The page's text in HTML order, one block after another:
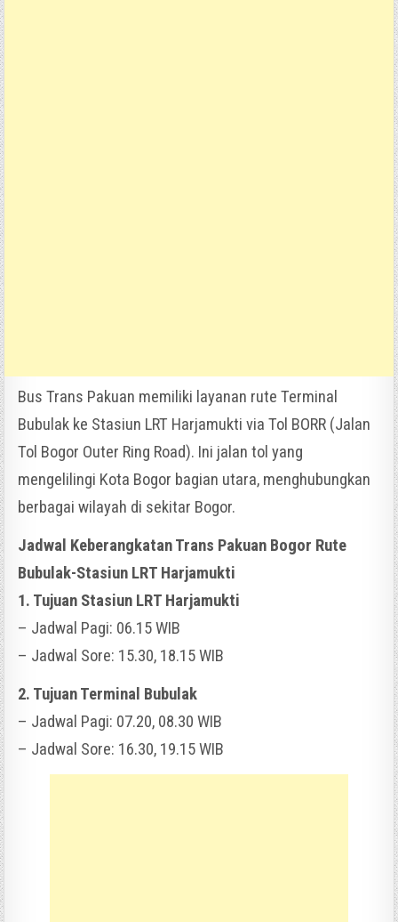
Bus Trans Pakuan memiliki layanan rute Terminal
Bubulak ke Stasiun LRT Harjamukti via Tol BORR (Jalan
Tol Bogor Outer Ring Road). Ini jalan tol yang
mengelilingi Kota Bogor bagian utara, menghubungkan
berbagai wilayah di sekitar Bogor.
Jadwal Keberangkatan Trans Pakuan Bogor Rute
Bubulak-Stasiun LRT Harjamukti
1. Tujuan Stasiun LRT Harjamukti
– Jadwal Pagi: 06.15 WIB
– Jadwal Sore: 15.30, 18.15 WIB
2. Tujuan Terminal Bubulak
– Jadwal Pagi: 07.20, 08.30 WIB
– Jadwal Sore: 16.30, 19.15 WIB